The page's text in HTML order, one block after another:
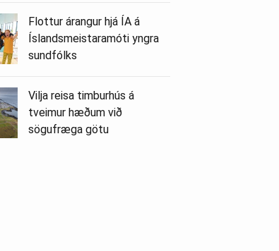
Flottur árangur hjá ÍA á
Íslandsmeistaramóti yngra
sundfólks
Vilja reisa timburhús á
tveimur hæðum við
sögufræga götu